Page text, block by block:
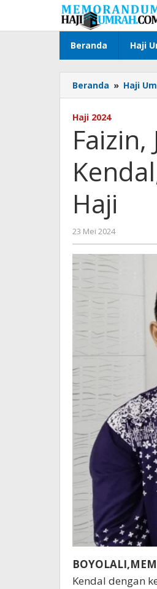
konten
Beranda Haji
Beranda » Haji
Haji 2024
Haji
23 Mei 2024
Ali
Muchtar
Kendal dengan